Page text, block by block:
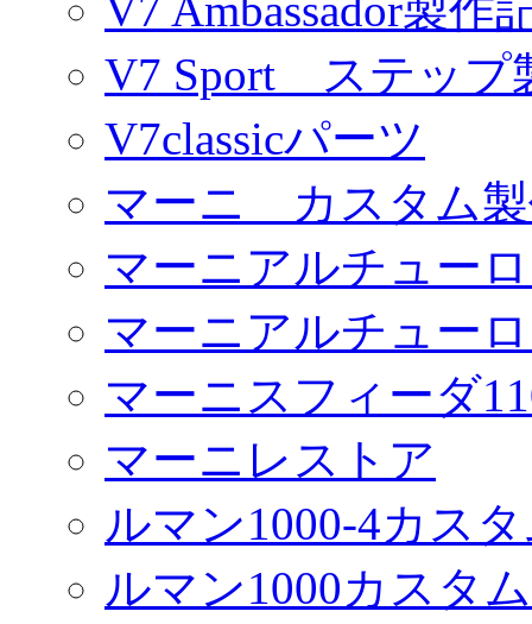
V7 Sport ステップ
V7classicパーツ
マーニ カスタム
マーニアルチュー
マーニアルチュー
マーニスフィーダ
マーニレストア
ルマン1000-4カス
ルマン1000カスタ